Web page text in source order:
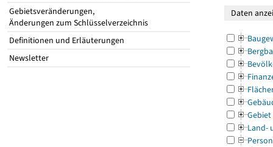
Gebietsveränderungen,
Änderungen zum Schlüsselverzeichnis
Definitionen und Erläuterungen
Newsletter
Gebiet
Land-